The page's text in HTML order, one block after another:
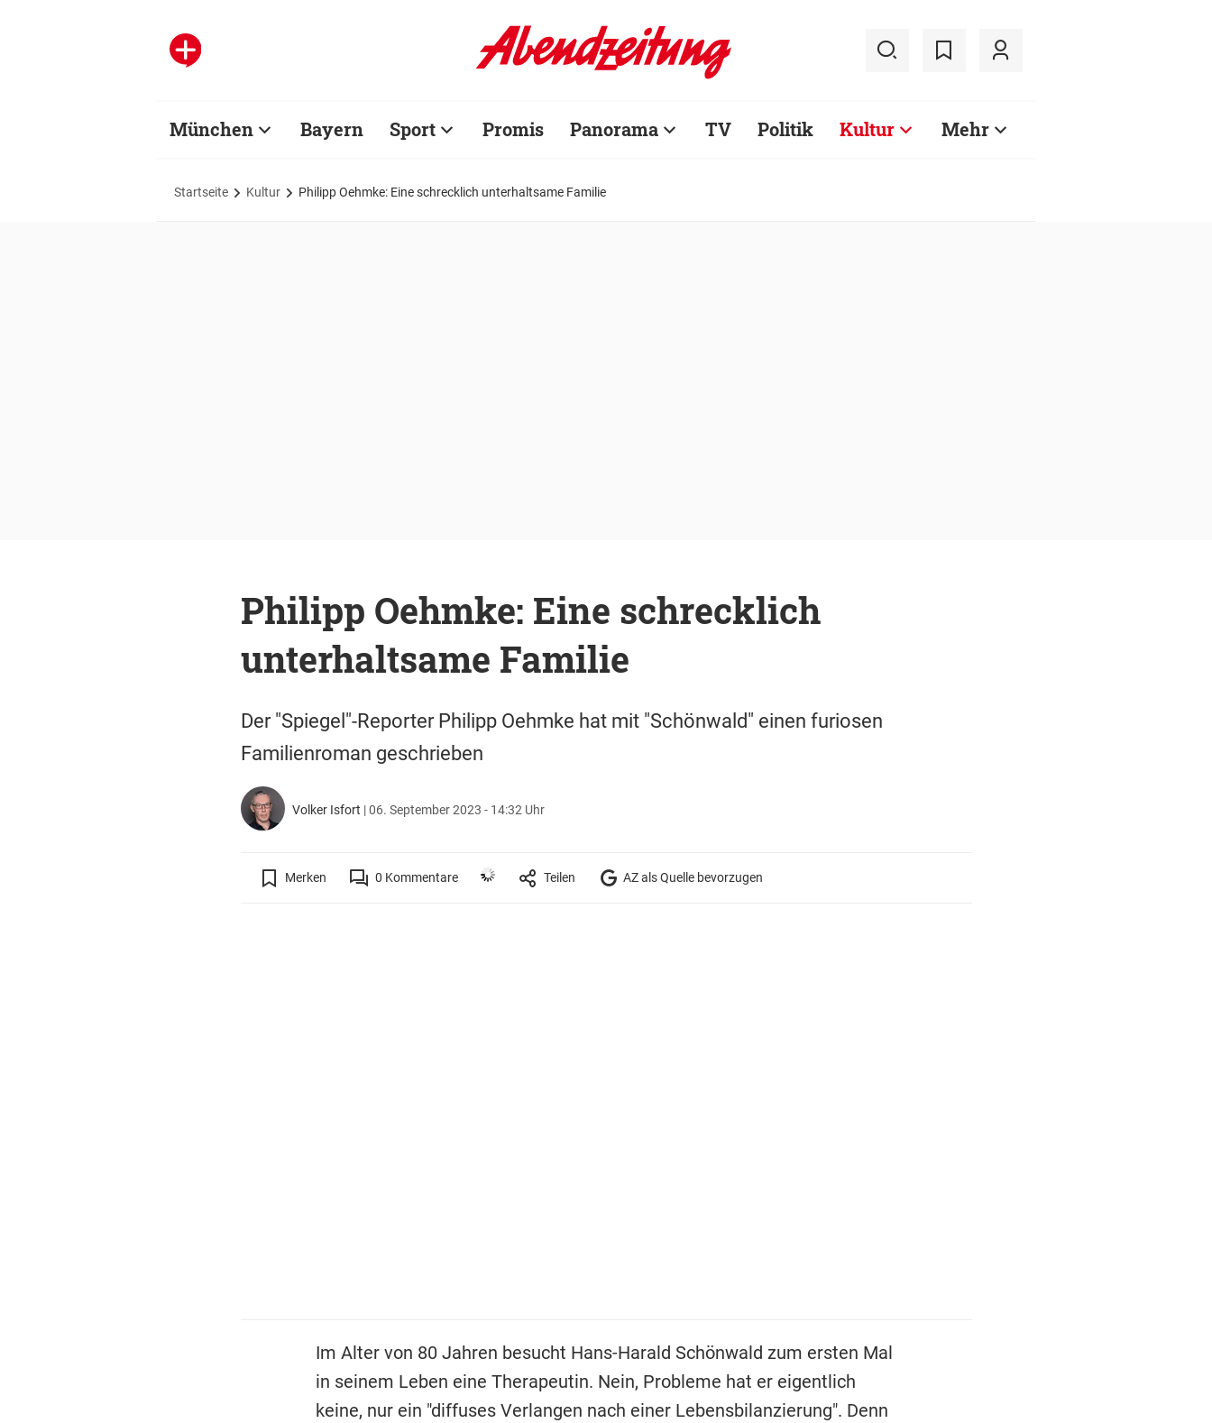
München Bayern Sport Promis Panorama TV Politik Kultur Mehr
Startseite Kultur Philipp Oehmke: Eine schrecklich unterhaltsame Familie
Philipp Oehmke: Eine schrecklich
unterhaltsame Familie
Der "Spiegel"-Reporter Philipp Oehmke hat mit "Schönwald" einen furiosen
Familienroman geschrieben
Volker Isfort |06. September 2023 - 14:32 Uhr
Merken 0 Kommentare Teilen AZ als Quelle bevorzugen
Im Alter von 80 Jahren besucht Hans-Harald Schönwald zum ersten Mal
in seinem Leben eine Therapeutin. Nein, Probleme hat er eigentlich
keine, nur ein "diffuses Verlangen nach einer Lebensbilanzierung". Denn